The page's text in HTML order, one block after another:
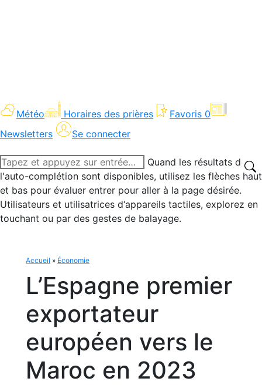
Météo Horaires des prières Favoris 0
Newsletters
Se connecter
Recherche
:
Quand les résultats de
l'auto-complétion sont disponibles, utilisez les flèches haut
et bas pour évaluer entrer pour aller à la page désirée.
Utilisateurs et utilisatrices d‘appareils tactiles, explorez en
touchant ou par des gestes de balayage.
Accueil » Économie
L’Espagne premier
exportateur
européen vers le
Maroc en 2023